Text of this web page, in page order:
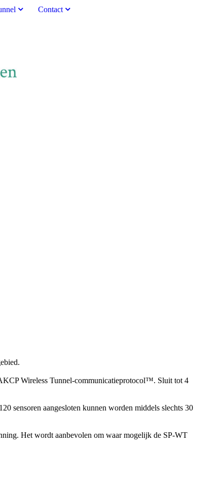
Contact
Wireless Tunnel-communicatieprotocol™. Sluit tot 4
sensoren aangesloten kunnen worden middels slechts 30
Het wordt aanbevolen om waar mogelijk de SP-WT